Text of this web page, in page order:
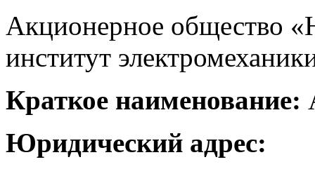
Акционерное общество
институт
Краткое наименование:
Юридический адрес: